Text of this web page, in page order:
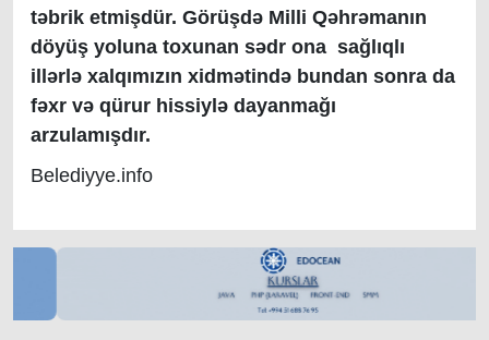
təbrik etmişdür. Görüşdə Milli Qəhrəmanın
döyüş yoluna toxunan sədr ona sağlıqlı
illərlə xalqımızın xidmətində bundan sonra da
fəxr və qürur hissiylə dayanmağı
arzulamışdır.
Belediyye.info